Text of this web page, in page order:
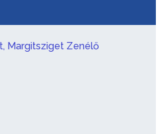
Margitsziget Zenélő